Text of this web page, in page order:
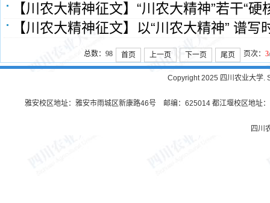
【川农大精神征文】“川农大精神”若干“硬
【川农大精神征文】以“川农大精神” 谱写
总数：98 首页 上一页 下一页 尾页 页次： 3
Copyright 2025 四川农业大学.
雅安校区地址：雅安市雨城区新康路46号 邮编：625014 都江堰校区地址
四川